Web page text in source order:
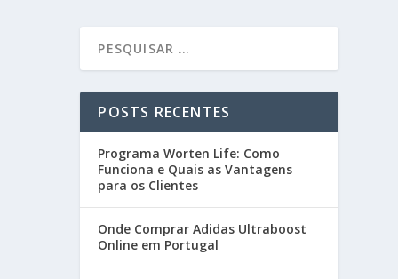
POSTS RECENTES
Programa Worten Life: Como
Funciona e Quais as Vantagens
para os Clientes
Onde Comprar Adidas Ultraboost
Online em Portugal